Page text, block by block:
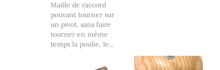
Maille de raccord
pouvant tourner sur
un pivot, sans faire
tourner en même
temps la poulie, le...